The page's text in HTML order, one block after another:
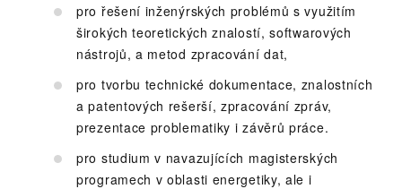
pro řešení inženýrských problémů s využitím
širokých teoretických znalostí, softwarových
nástrojů, a metod zpracování dat,
pro tvorbu technické dokumentace, znalostních
a patentových rešerší, zpracování zpráv,
prezentace problematiky i závěrů práce.
pro studium v navazujících magisterských
programech v oblasti energetiky, ale i